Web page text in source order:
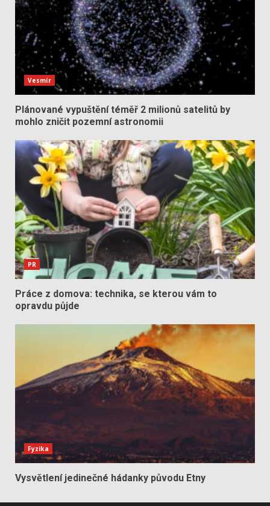
Vesmír
Plánované vypuštění téměř 2 milionů satelitů by
mohlo zničit pozemní astronomii
PR
Práce z domova: technika, se kterou vám to
opravdu půjde
Fyzika
Vysvětlení jedinečné hádanky původu Etny